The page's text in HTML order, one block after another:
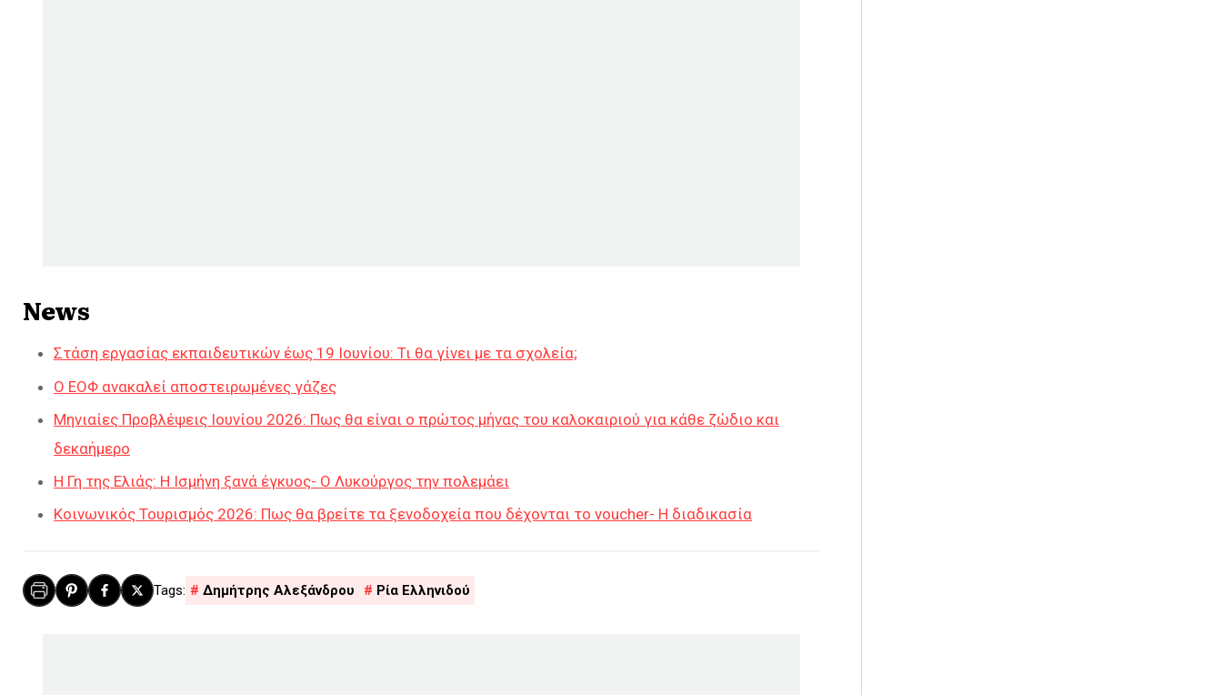
News
Στάση εργασίας εκπαιδευτικών έως 19 Ιουνίου: Τι θα γίνει με τα σχολεία;
Ο ΕΟΦ ανακαλεί αποστειρωμένες γάζες
Μηνιαίες Προβλέψεις Ιουνίου 2026: Πως θα είναι ο πρώτος μήνας του καλοκαιριού για κάθε ζώδιο και
δεκαήμερο
Η Γη της Ελιάς: Η Ισμήνη ξανά έγκυος- Ο Λυκούργος την πολεμάει
Κοινωνικός Τουρισμός 2026: Πως θα βρείτε τα ξενοδοχεία που δέχονται το voucher- Η διαδικασία
Δημήτρης Αλεξάνδρου Ρία Ελληνιδού